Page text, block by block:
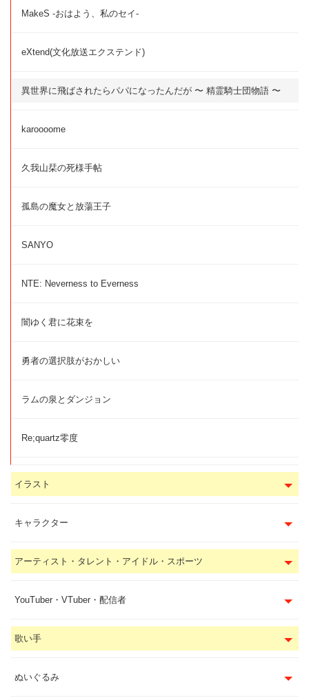
MakeS -おはよう、私のセイ-
eXtend(文化放送エクステンド)
異世界に飛ばされたらパパになったんだが 〜 精霊騎士団物語 〜
karoooome
久我山栞の死様手帖
孤島の魔女と放蕩王子
SANYO
NTE: Neverness to Everness
闇ゆく君に花束を
勇者の選択肢がおかしい
ラムの泉とダンジョン
Re;quartz零度
イラスト
キャラクター
アーティスト・タレント・アイドル・スポーツ
YouTuber・VTuber・配信者
歌い手
ぬいぐるみ